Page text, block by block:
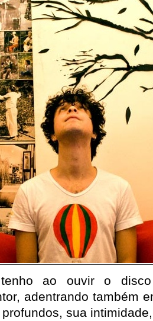
ao ouvir o
adentrando também
sua